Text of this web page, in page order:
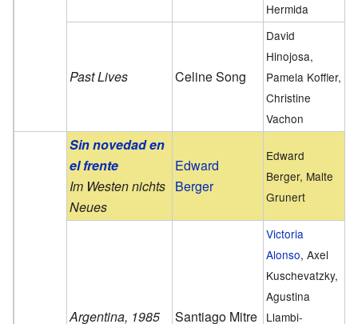
Hermida
Past Lives Celine Song
David
Hinojosa,
Pamela Koffler,
Christine
Vachon
Sin novedad en
el frente
Im Westen nichts
Neues
Edward
Berger
Edward
Berger, Malte
Grunert
Argentina, 1985 Santiago Mitre
Victoria
Alonso, Axel
Kuschevatzky,
Agustina
Llambi-